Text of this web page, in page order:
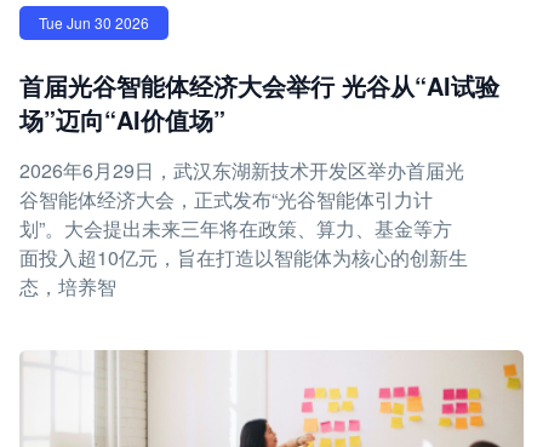
Tue Jun 30 2026
首届光谷智能体经济大会举行 光谷从“AI试验
场”迈向“AI价值场”
2026年6月29日，武汉东湖新技术开发区举办首届光
谷智能体经济大会，正式发布“光谷智能体引力计
划”。大会提出未来三年将在政策、算力、基金等方
面投入超10亿元，旨在打造以智能体为核心的创新生
态，培养智